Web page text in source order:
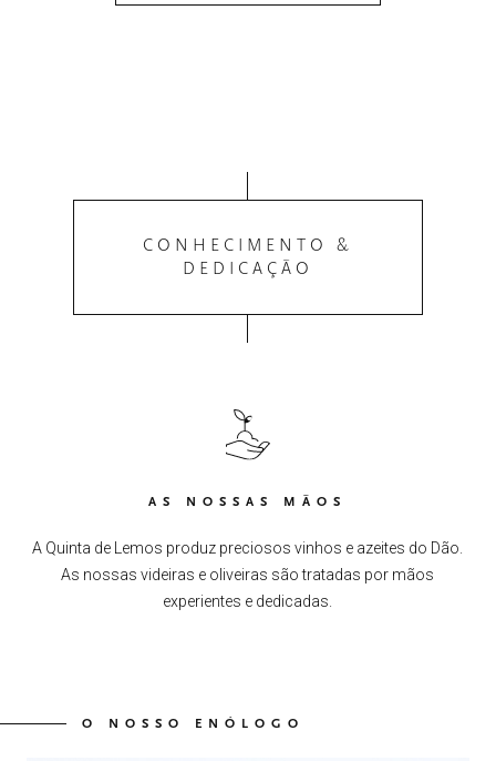
CONHECIMENTO &
DEDICAÇÃO
AS NOSSAS MÃOS
A Quinta de Lemos produz preciosos vinhos e azeites do Dão.
As nossas videiras e oliveiras são tratadas por mãos
experientes e dedicadas.
O NOSSO ENÓLOGO